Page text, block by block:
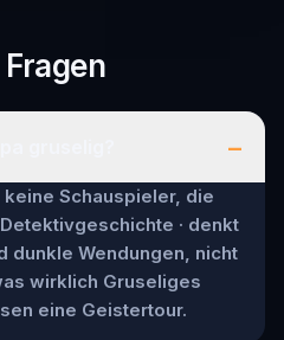
–
Schauspieler, die
· denkt
dunkle Wendungen, nicht
wirklich Gruseliges
eine Geistertour.